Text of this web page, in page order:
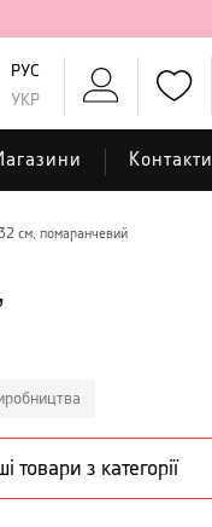
РУС
УКР
Контакти
см, помаранчевий
товари з категорії